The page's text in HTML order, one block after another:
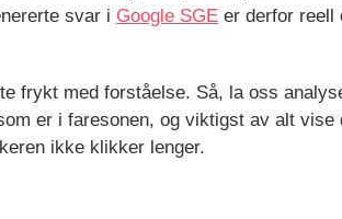
svar i Google SGE er derfor reell
frykt med forståelse. Så, la oss
er i faresonen, og viktigst av alt vise
ikke klikker lenger.